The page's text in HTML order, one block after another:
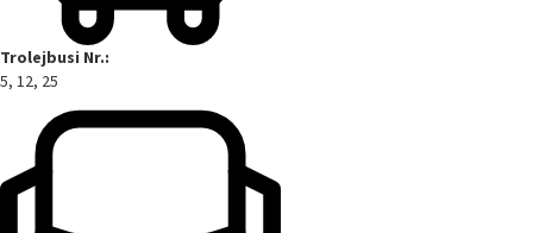
Trolejbusi Nr.:
5, 12, 25